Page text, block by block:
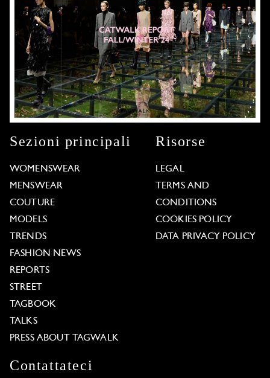
Sezioni principali
WOMENSWEAR
MENSWEAR
COUTURE
MODELS
TRENDS
FASHION NEWS
REPORTS
STREET
TAGBOOK
TALKS
PRESS ABOUT TAGWALK
Risorse
LEGAL
TERMS AND
CONDITIONS
COOKIES POLICY
DATA PRIVACY POLICY
Contattateci